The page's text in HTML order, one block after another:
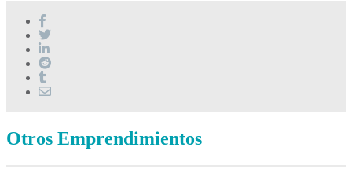
Otros Emprendimientos